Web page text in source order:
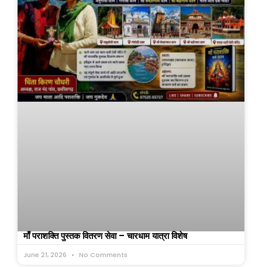
माँ पराशक्ति पुस्तक वितरण सेवा – चारधाम यात्रा विशेष
June 21, 2026 No Comments